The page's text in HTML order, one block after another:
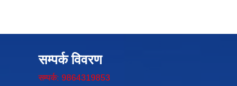
सम्पर्क विवरण
सम्पर्क: 9864319853